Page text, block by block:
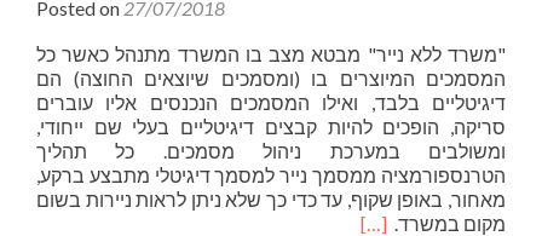
Posted on 27/07/2018
"משרד ללא נייר" מבטא מצב בו המשרד מתנהל כאשר כל
המסמכים המיוצרים בו (ומסמכים שיוצאים החוצה) הם
דיגיטליים בלבד, ואילו המסמכים הנכנסים אליו עוברים
סריקה, הופכים להיות קבצים דיגיטליים בעלי שם ייחודי,
ומשולבים במערכת ניהול מסמכים. כל תהליך
הטרנספורמציה ממסמך נייר למסמך דיגיטלי מתבצע ברקע,
מאחור, באופן שקוף, עד כדי כך שלא ניתן לראות ניירות בשום
מקום במשרד. Read
[…]